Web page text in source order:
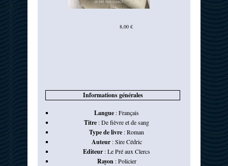
8,00 €
Informations générales
Langue :Français
Titre :De fièvre et de sang
Type de livre :Roman
Auteur:Sire Cédric
Editeur :Le Pré aux Clercs
Rayon :Policier